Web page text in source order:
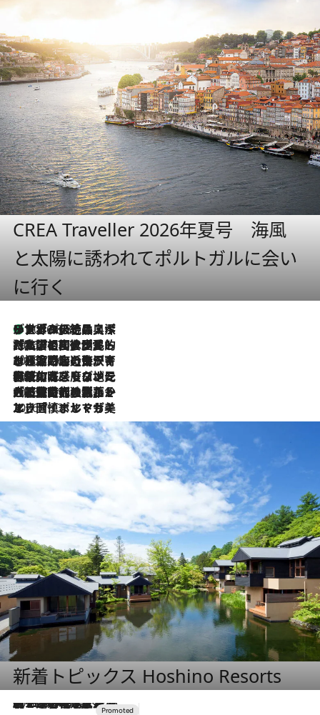
CREA Traveller 2026年夏号 海風
と太陽に誘われてポルトガルに会い
に行く
2026.8.8
リスボンの絶品スイーツ「パステル・デ・ナタ」とは？ポルトガル伝統の奥深い世界へ
2026.7.27
「私の祖国はポルトガル語です」国民的詩人フェルナンド・ペソアと、彼が愛した文学の街を歩く
2026.7.26
ポルトガル近海が育む極上の海の幸。キリリと冷えた白ワインと愉しむ、シーフード専門店の贅沢
2026.7.22
伝統の味をモダンに昇華。高感度な地元客が集う、リスボンの最旬ガストロノミー
2026.7.21
大航海時代の栄華から、震災、独裁、そして革命へ。ポルトガル・首都リスボンの石畳に刻まれた「歴史の光と影」
2026.7.13
エッセイ・ヤマザキマリ「慎ましくも美しき国 ポルトガル」
新着トピックス Hoshino Resorts
2026.8.7
【トンボの足水浴】ヒノキの香りに包まれて涼感マックス！約13℃の湧水かけ流しを避暑地「星野温泉 トンボの湯」で体験